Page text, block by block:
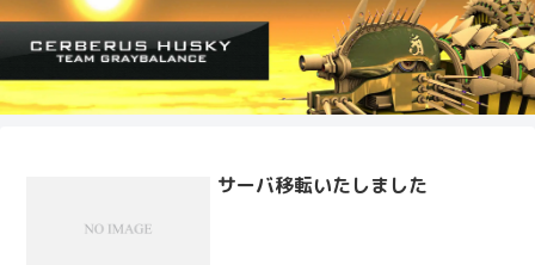
サーバ移転いたしました